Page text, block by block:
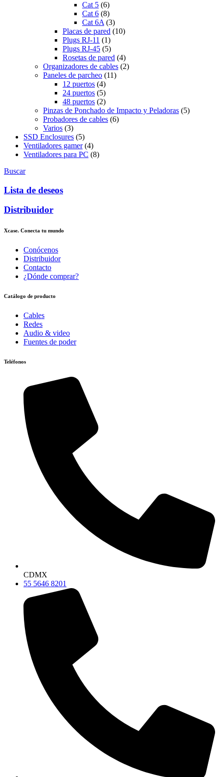
Cat 5 (6)
Cat 6 (8)
Cat 6A (3)
Placas de pared (10)
Plugs RJ-11 (1)
Plugs RJ-45 (5)
Rosetas de pared (4)
Organizadores de cables (2)
Paneles de parcheo (11)
12 puertos (4)
24 puertos (5)
48 puertos (2)
Pinzas de Ponchado de Impacto y Peladoras (5)
Probadores de cables (6)
Varios (3)
SSD Enclosures (5)
Ventiladores gamer (4)
Ventiladores para PC (8)
Buscar
Lista de deseos
Distribuidor
Xcase. Conecta tu mundo
Conócenos
Distribuidor
Contacto
¿Dónde comprar?
Catálogo de producto
Cables
Redes
Audio & video
Fuentes de poder
Teléfonos
CDMX
55 5646 8201